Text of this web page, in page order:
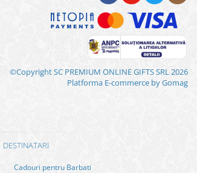
©Copyright SC PREMIUM ONLINE GIFTS SRL 2026
Platforma E-commerce by Gomag
DESTINATARI
Cadouri pentru Barbati